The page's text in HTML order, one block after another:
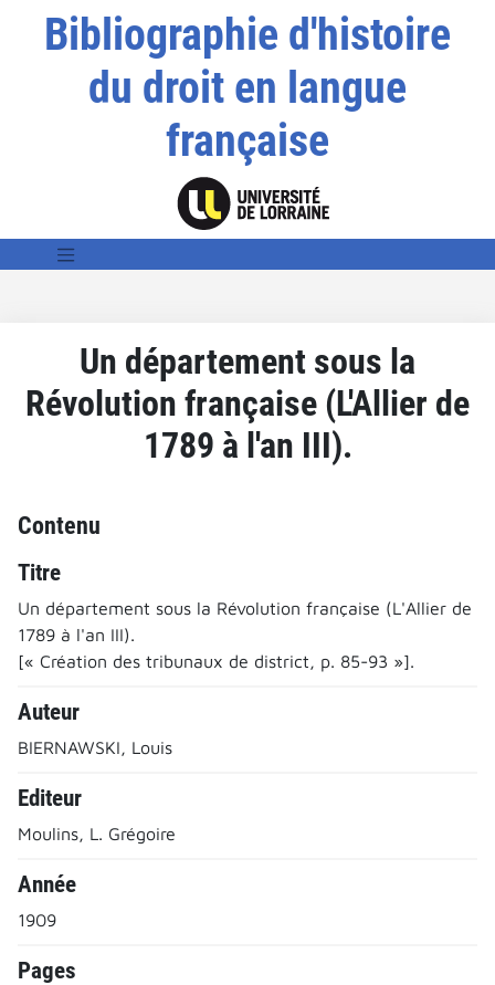
Bibliographie d'histoire
du droit en langue
française
Un département sous la
Révolution française (L'Allier de
1789 à l'an III).
Contenu
Titre
Un département sous la Révolution française (L'Allier de
1789 à l'an III).
[« Création des tribunaux de district, p. 85-93 »].
Auteur
BIERNAWSKI, Louis
Editeur
Moulins, L. Grégoire
Année
1909
Pages